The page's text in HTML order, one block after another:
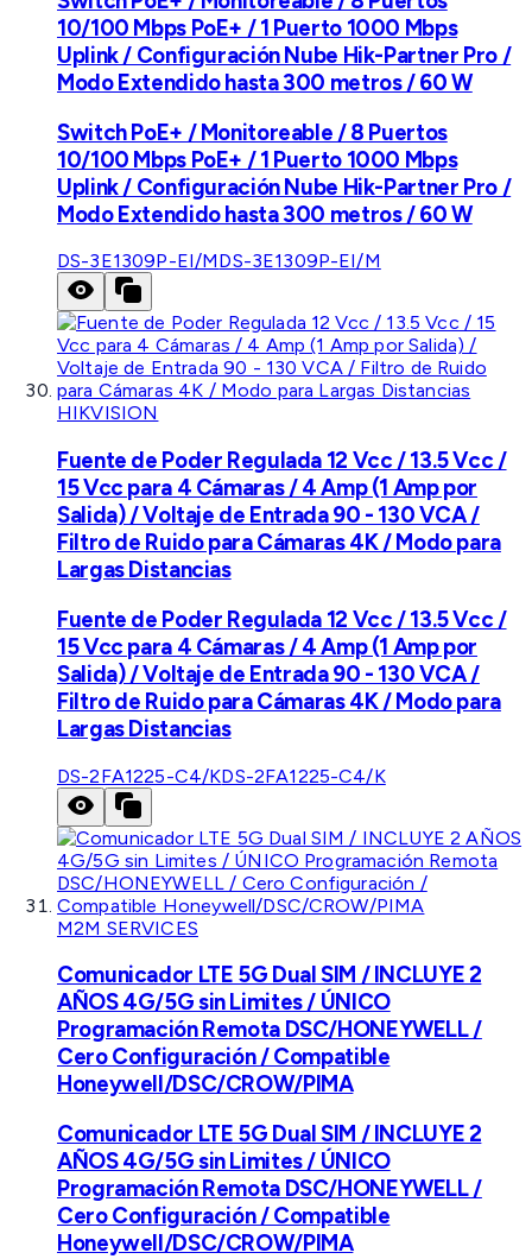
10/100 Mbps PoE+ / 1 Puerto 1000 Mbps
Uplink / Configuración Nube Hik-Partner Pro /
Modo Extendido hasta 300 metros / 60 W
Switch PoE+ / Monitoreable / 8 Puertos
10/100 Mbps PoE+ / 1 Puerto 1000 Mbps
Uplink / Configuración Nube Hik-Partner Pro /
Modo Extendido hasta 300 metros / 60 W
DS-3E1309P-EI/MDS-3E1309P-EI/M
HIKVISION
Fuente de Poder Regulada 12 Vcc / 13.5 Vcc /
15 Vcc para 4 Cámaras / 4 Amp (1 Amp por
Salida) / Voltaje de Entrada 90 - 130 VCA /
Filtro de Ruido para Cámaras 4K / Modo para
Largas Distancias
Fuente de Poder Regulada 12 Vcc / 13.5 Vcc /
15 Vcc para 4 Cámaras / 4 Amp (1 Amp por
Salida) / Voltaje de Entrada 90 - 130 VCA /
Filtro de Ruido para Cámaras 4K / Modo para
Largas Distancias
DS-2FA1225-C4/KDS-2FA1225-C4/K
M2M SERVICES
Comunicador LTE 5G Dual SIM / INCLUYE 2
AÑOS 4G/5G sin Limites / ÚNICO
Programación Remota DSC/HONEYWELL /
Cero Configuración / Compatible
Honeywell/DSC/CROW/PIMA
Comunicador LTE 5G Dual SIM / INCLUYE 2
AÑOS 4G/5G sin Limites / ÚNICO
Programación Remota DSC/HONEYWELL /
Cero Configuración / Compatible
Honeywell/DSC/CROW/PIMA